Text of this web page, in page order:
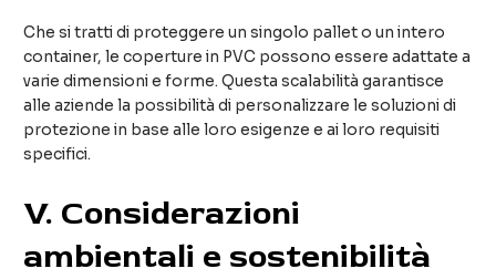
Che si tratti di proteggere un singolo pallet o un intero
container, le coperture in PVC possono essere adattate a
varie dimensioni e forme. Questa scalabilità garantisce
alle aziende la possibilità di personalizzare le soluzioni di
protezione in base alle loro esigenze e ai loro requisiti
specifici.
V. Considerazioni
ambientali e sostenibilità